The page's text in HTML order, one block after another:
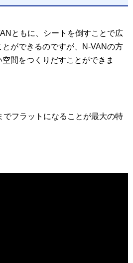
ともに、シートを倒すことで広
ができるのですが、N-VANの方
間をつくりだすことができま
でフラットになることが最大の特